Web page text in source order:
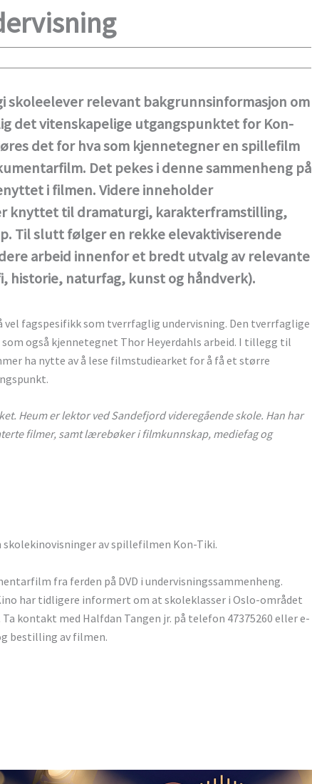
skoleelever relevant bakgrunnsinformasjon om
det vitenskapelige utgangspunktet for Kon-
det for hva som kjennetegner en spillefilm
Det pekes i denne sammenheng på
i filmen. Videre inneholder
knyttet til dramaturgi, karakterframstilling,
Til slutt følger en rekke elevaktiviserende
arbeid innenfor et bredt utvalg av relevante
historie, naturfag, kunst og håndverk).
fagspesifikk som tverrfaglig undervisning. Den tverrfaglige
også kjennetegnet Thor Heyerdahls arbeid. I tillegg til
ha nytte av å lese filmstudiearket for å få et større
Heum er lektor ved Sandefjord videregående skole. Han har
filmer, samt lærebøker i filmkunnskap, mediefag og
av spillefilmen Kon-Tiki.
fra ferden på DVD i undervisningssammenheng.
har tidligere informert om at skoleklasser i Oslo-området
. Ta kontakt med Halfdan Tangen jr. på telefon 47375260 eller e-
bestilling av filmen.